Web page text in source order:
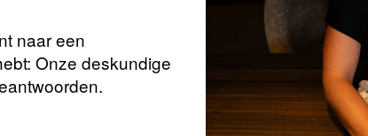
naar een
Onze deskundige